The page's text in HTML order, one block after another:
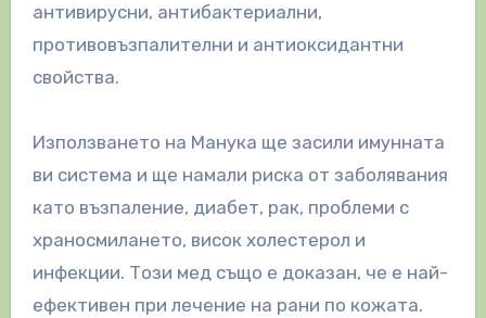
антивирусни, антибактериални,
противовъзпалителни и антиоксидантни
свойства.
Използването на Манука ще засили имунната
ви система и ще намали риска от заболявания
като възпаление, диабет, рак, проблеми с
храносмилането, висок холестерол и
инфекции. Този мед също е доказан, че е най-
ефективен при лечение на рани по кожата.